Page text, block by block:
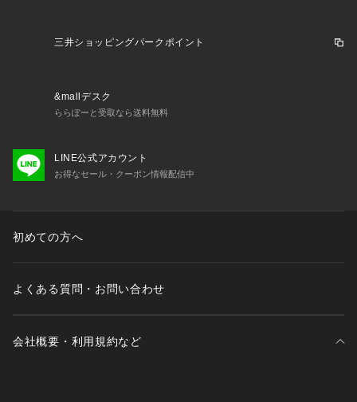
なる場合があります。
※掲載の価格・製品のパッケージ・デザイン・仕様について、
予告なく変更することがあります。あらかじめご了承くださ
n's Mens メンズ めんず 男性 スポーツアパレル スポーツウェ
ア トップス   部活 クラブ 普段着 ゴルフ アウトドア  26apa_
三井ショッピングパークポイント
&mallデスク
ららぽーと受取なら送料無料
LINE公式アカウント
お得なセール・クーポン情報配信中
初めての方へ
よくある質問・お問い合わせ
会社概要・利用規約など